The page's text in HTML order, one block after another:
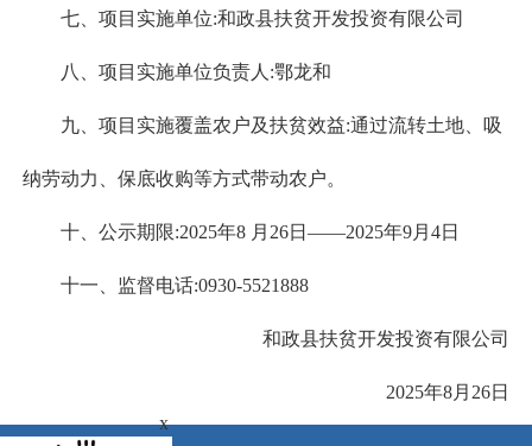
七、项目实施单位:和政县扶贫开发投资有限公司
八、项目实施单位负责人:鄂龙和
九、项目实施覆盖农户及扶贫效益:通过流转土地、吸
纳劳动力、保底收购等方式带动农户。
十、公示期限:2025年8 月26日——2025年9月4日
十一、监督电话:0930-5521888
和政县扶贫开发投资有限公司
2025年8月26日
x